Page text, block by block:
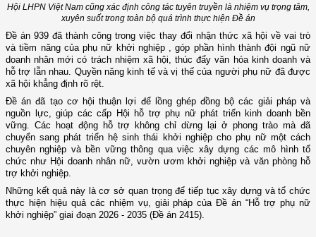
Hội LHPN Việt Nam cũng xác định công tác tuyên truyền là nhiệm vụ trọng tâm,
xuyên suốt trong toàn bộ quá trình thực hiện Đề án
Đề án 939 đã thành công trong việc thay đổi nhận thức xã hội về vai trò
và tiềm năng của phụ nữ khởi nghiệp , góp phần hình thành đội ngũ nữ
doanh nhân mới có trách nhiệm xã hội, thúc đẩy văn hóa kinh doanh và
hỗ trợ lẫn nhau. Quyền năng kinh tế và vị thế của người phụ nữ đã được
xã hội khẳng định rõ rệt.
Đề án đã tạo cơ hội thuận lợi để lồng ghép đồng bộ các giải pháp và
nguồn lực, giúp các cấp Hội hỗ trợ phụ nữ phát triển kinh doanh bền
vững. Các hoạt động hỗ trợ không chỉ dừng lại ở phong trào mà đã
chuyển sang phát triển hệ sinh thái khởi nghiệp cho phụ nữ một cách
chuyên nghiệp và bền vững thông qua việc xây dựng các mô hình tổ
chức như Hội doanh nhân nữ, vườn ươm khởi nghiệp và văn phòng hỗ
trợ khởi nghiệp.
Những kết quả này là cơ sở quan trọng để tiếp tục xây dựng và tổ chức
thực hiện hiệu quả các nhiệm vụ, giải pháp của Đề án“Hỗ trợ phụ nữ
khởi nghiệp” giai đoạn 2026 - 2035 (Đề án 2415).